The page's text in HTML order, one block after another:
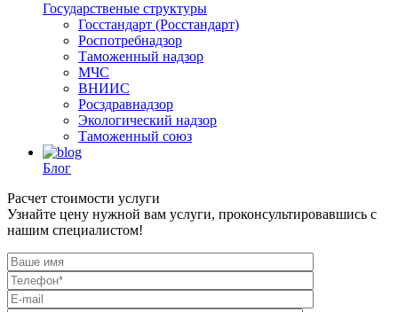
Государственые структуры
Госстандарт (Росстандарт)
Роспотребнадзор
Таможенный надзор
МЧС
ВНИИС
Росздравнадзор
Экологический надзор
Таможенный союз
Блог
Расчет стоимости услуги
Узнайте цену нужной вам услуги, проконсультировавшись с
нашим специалистом!